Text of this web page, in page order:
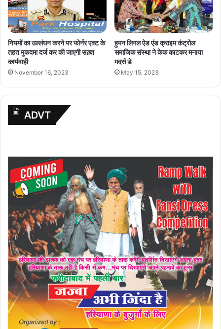
नियमों का उल्लंघन करने पर फोर्नर एक्ट के
तहत मुकदमा दर्ज कर की जाएगी सख़्त
कार्यवाही
November 16, 2023
हुमन लिगल ऐड एंड क्राइम कंट्रोल
समाजिक संस्था ने केक काटकर मनाया
मदर्स डे
May 15, 2023
ADVT